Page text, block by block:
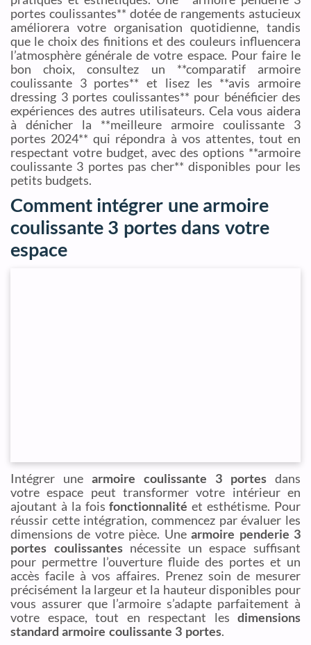
portes coulissantes** dotée de rangements astucieux
améliorera votre organisation quotidienne, tandis
que le choix des finitions et des couleurs influencera
l’atmosphère générale de votre espace. Pour faire le
bon choix, consultez un **comparatif armoire
coulissante 3 portes** et lisez les **avis armoire
dressing 3 portes coulissantes** pour bénéficier des
expériences des autres utilisateurs. Cela vous aidera
à dénicher la **meilleure armoire coulissante 3
portes 2024** qui répondra à vos attentes, tout en
respectant votre budget, avec des options **armoire
coulissante 3 portes pas cher** disponibles pour les
petits budgets.
Comment intégrer une armoire
coulissante 3 portes dans votre
espace
Intégrer une armoire coulissante 3 portes dans
votre espace peut transformer votre intérieur en
ajoutant à la foisfonctionnalité et esthétisme. Pour
réussir cette intégration, commencez par évaluer les
dimensions de votre pièce. Unearmoire penderie 3
portes coulissantesnécessite un espace suffisant
pour permettre l’ouverture fluide des portes et un
accès facile à vos affaires. Prenez soin de mesurer
précisément la largeur et la hauteur disponibles pour
vous assurer que l’armoire s’adapte parfaitement à
votre espace, tout en respectant les dimensions
standard armoire coulissante 3 portes.